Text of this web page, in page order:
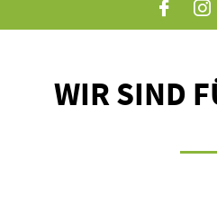
WIR SIND